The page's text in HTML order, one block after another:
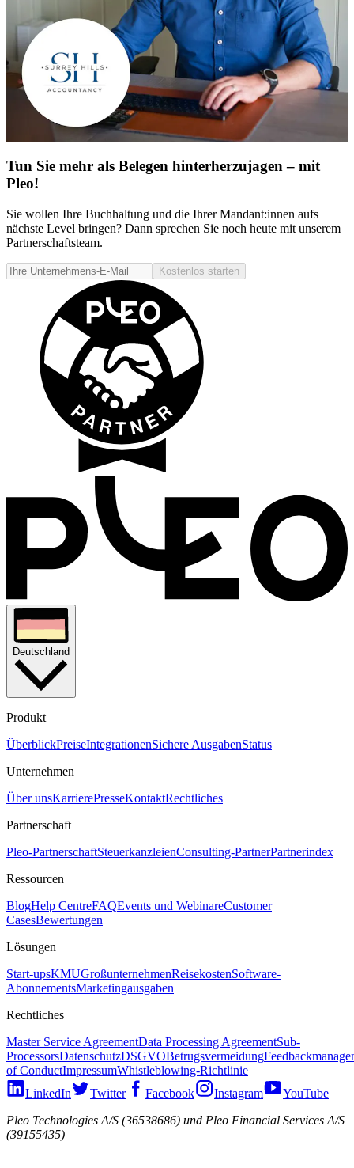
Tun Sie mehr als Belegen hinterherzujagen – mit
Pleo!
Sie wollen Ihre Buchhaltung und die Ihrer Mandant:innen aufs
nächste Level bringen? Dann sprechen Sie noch heute mit unserem
Partnerschaftsteam.
Kostenlos starten
Deutschland
Produkt
ÜberblickPreiseIntegrationenSichere AusgabenStatus
Unternehmen
Über unsKarrierePresseKontaktRechtliches
Partnerschaft
Pleo-PartnerschaftSteuerkanzleienConsulting-PartnerPartnerindex
Ressourcen
BlogHelp CentreFAQEvents und WebinareCustomer
CasesBewertungen
Lösungen
Start-upsKMUGroßunternehmenReisekostenSoftware-
AbonnementsMarketingausgaben
Rechtliches
Master Service AgreementData Processing AgreementSub-
ProcessorsDatenschutzDSGVOBetrugsvermeidung
of ConductImpressumWhistleblowing-Richtlinie
LinkedIn
Twitter Facebook Instagram
YouTube
Pleo Technologies A/S (36538686) und Pleo Financial Services A/S
(39155435)